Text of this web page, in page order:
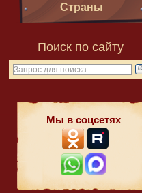
Страны
Поиск по сайту
Мы в соцсетях